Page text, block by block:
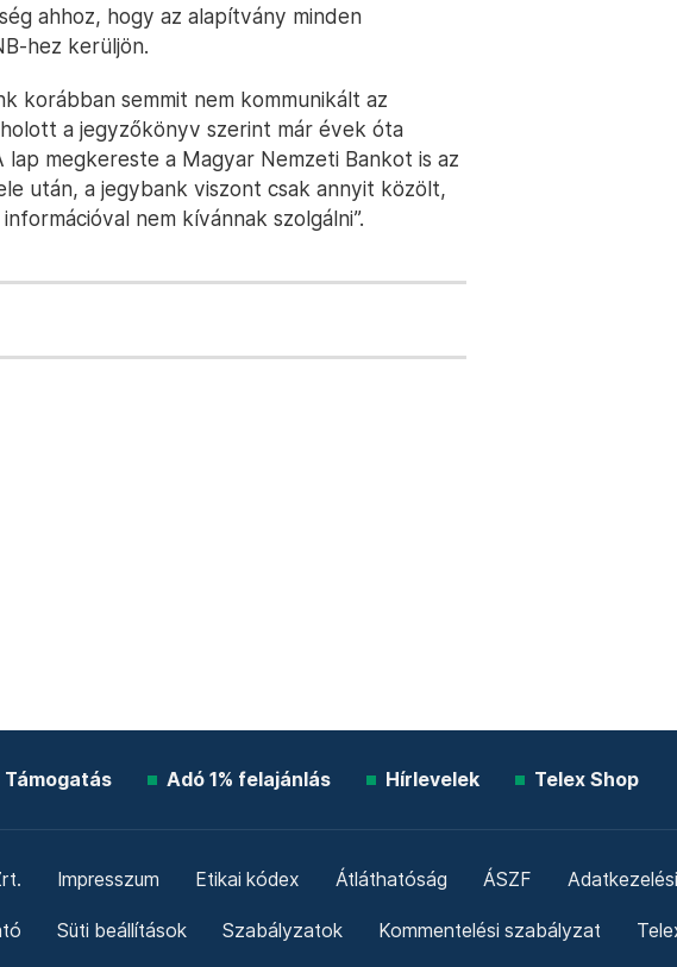
ahhoz, hogy az alapítvány minden
hez kerüljön.
korábban semmit nem kommunikált az
a jegyzőkönyv szerint már évek óta
megkereste a Magyar Nemzeti Bankot is az
után, a jegybank viszont csak annyit közölt,
nem kívánnak szolgálni”.
Támogatás Adó 1% felajánlás Hírlevelek Telex Shop
Impresszum Etikai kódex Átláthatóság ÁSZF
Süti beállítások Szabályzatok Kommentelési szabályzat